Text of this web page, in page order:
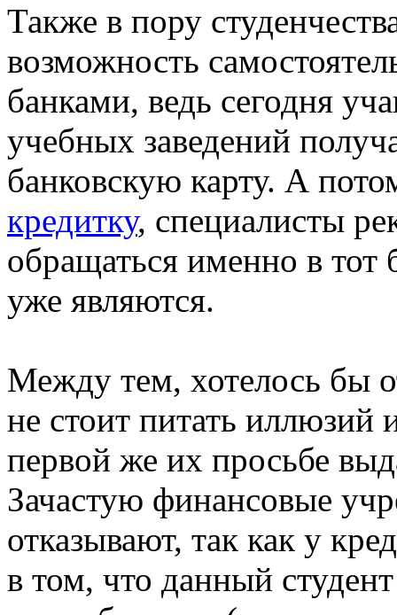
Также в пору
возможность
банками, ведь сегодня
учебных заведений
банковскую карту. А
кредитку, специалисты
обращаться именно в тот
уже являются.
Между тем, хотелось бы
не стоит питать иллюзий
первой же их просьбе
Зачастую финансовые
отказывают, так как у
в том, что данный